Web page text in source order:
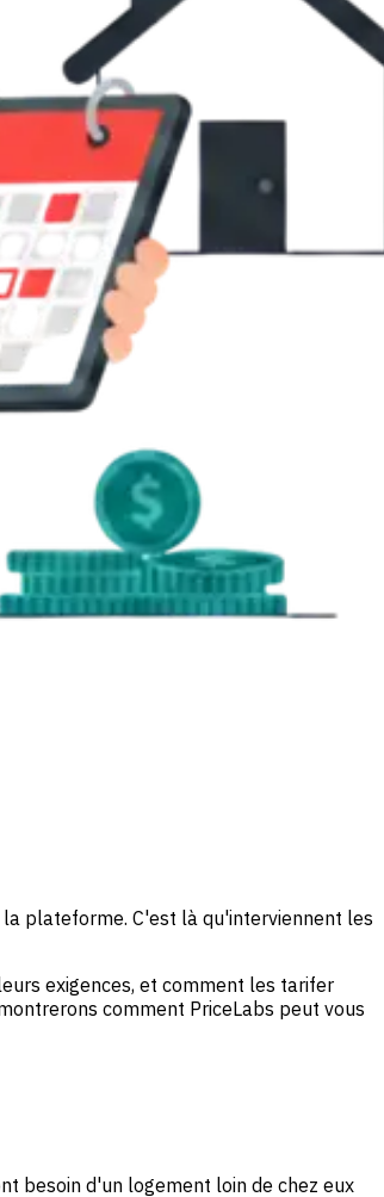
plateforme. C'est là qu'interviennent les
exigences, et comment les tarifer
comment PriceLabs peut vous
besoin d'un logement loin de chez eux